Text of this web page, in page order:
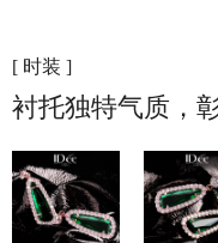
[ 时装 ]
衬托独特气质，